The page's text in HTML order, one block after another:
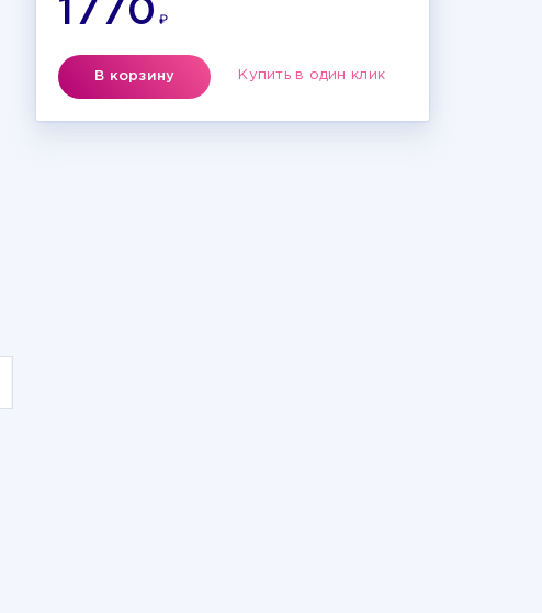
1770 ₽
В корзину Купить в один клик